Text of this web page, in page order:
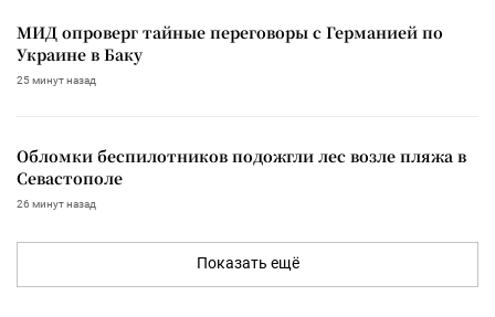
МИД опроверг тайные переговоры с Германией по
Украине в Баку
25 минут назад
Обломки беспилотников подожгли лес возле пляжа в
Севастополе
26 минут назад
Показать ещё